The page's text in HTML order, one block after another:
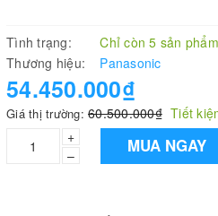
Tình trạng:
Chỉ còn 5 sản phẩm
Thương hiệu:
Panasonic
54.450.000₫
Giá thị trường: 60.500.000₫ Tiết
+
–
MUA NGAY